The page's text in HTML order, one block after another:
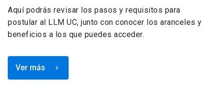
Aquí podrás revisar los pasos y requisitos para
postular al LLM UC, junto con conocer los aranceles y
beneficios a los que puedes acceder.
Ver más keyboard_arrow_right